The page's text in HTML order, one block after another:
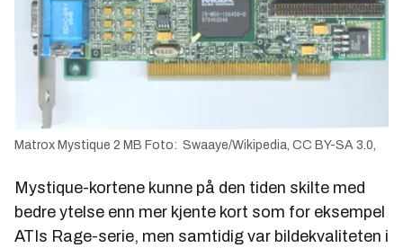
Matrox Mystique 2 MB Foto: Swaaye/Wikipedia, CC BY-SA 3.0,
Mystique-kortene kunne på den tiden skilte med
bedre ytelse enn mer kjente kort som for eksempel
ATIs Rage-serie, men samtidig var bildekvaliteten i